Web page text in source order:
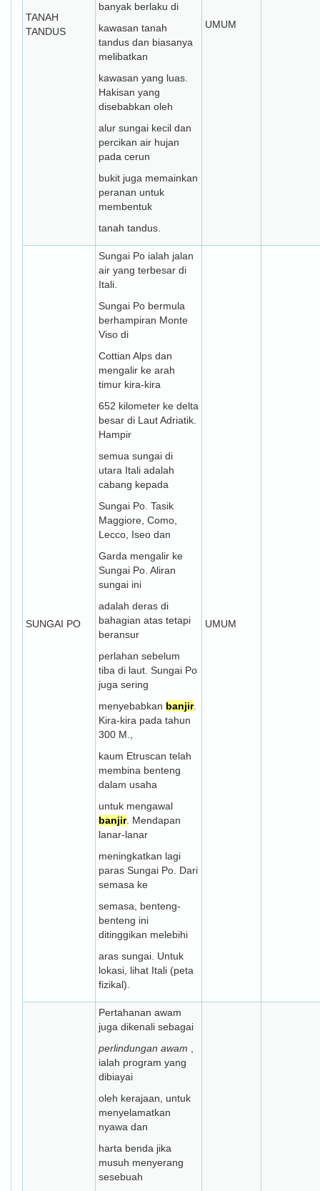
TANAH
TANDUS
banyak berlaku di
kawasan tanah
tandus dan biasanya
melibatkan
kawasan yang luas.
Hakisan yang
disebabkan oleh
alur sungai kecil dan
percikan air hujan
pada cerun
bukit juga memainkan
peranan untuk
membentuk
tanah tandus.
UMUM
SUNGAI PO
Sungai Po ialah jalan
air yang terbesar di
Itali.
Sungai Po bermula
berhampiran Monte
Viso di
Cottian Alps dan
mengalir ke arah
timur kira-kira
652 kilometer ke delta
besar di Laut Adriatik.
Hampir
semua sungai di
utara Itali adalah
cabang kepada
Sungai Po. Tasik
Maggiore, Como,
Lecco, Iseo dan
Garda mengalir ke
Sungai Po. Aliran
sungai ini
adalah deras di
bahagian atas tetapi
beransur
perlahan sebelum
tiba di laut. Sungai Po
juga sering
menyebabkan banjir.
Kira-kira pada tahun
300 M.,
kaum Etruscan telah
membina benteng
dalam usaha
untuk mengawal
banjir. Mendapan
lanar-lanar
meningkatkan lagi
paras Sungai Po. Dari
semasa ke
semasa, benteng-
benteng ini
ditinggikan melebihi
aras sungai. Untuk
lokasi, lihat Itali (peta
fizikal).
UMUM
Pertahanan awam
juga dikenali sebagai
perlindungan awam
ialah program yang
dibiayai
oleh kerajaan, untuk
menyelamatkan
nyawa dan
harta benda jika
musuh menyerang
sesebuah